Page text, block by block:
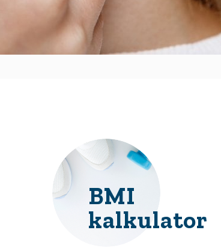
BMI
kalkulator